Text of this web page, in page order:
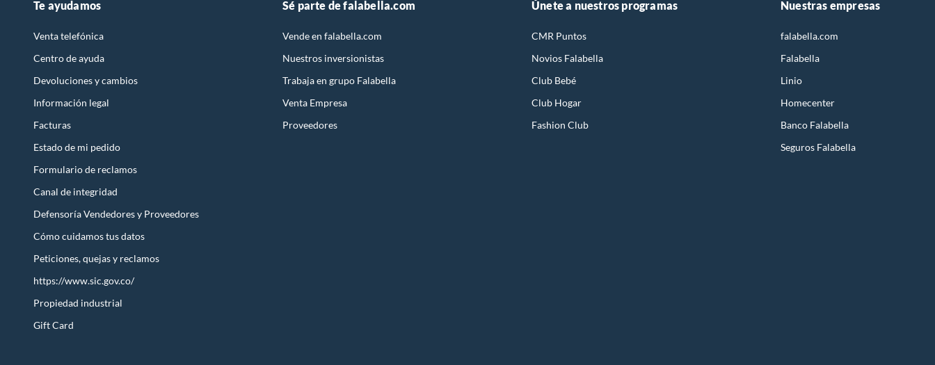
Te ayudamos
Venta telefónica
Centro de ayuda
Devoluciones y cambios
Información legal
Facturas
Estado de mi pedido
Formulario de reclamos
Canal de integridad
Defensoría Vendedores y Proveedores
Cómo cuidamos tus datos
Peticiones, quejas y reclamos
https://www.sic.gov.co/
Propiedad industrial
Gift Card
Sé parte de falabella.com
Vende en falabella.com
Nuestros inversionistas
Trabaja en grupo Falabella
Venta Empresa
Proveedores
Únete a nuestros programas
CMR Puntos
Novios Falabella
Club Bebé
Club Hogar
Fashion Club
Nuestras empresas
falabella.com
Falabella
Linio
Homecenter
Banco Falabella
Seguros Falabella